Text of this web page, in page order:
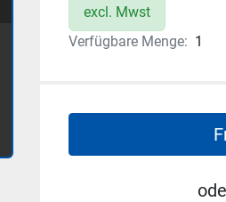
excl. Mwst
Verfügbare Menge: 1